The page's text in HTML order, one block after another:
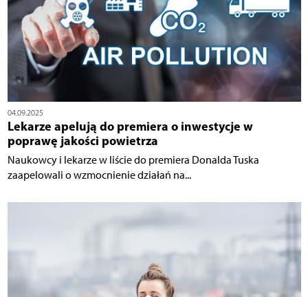
04.09.2025
Lekarze apelują do premiera o inwestycje w
poprawę jakości powietrza
Naukowcy i lekarze w liście do premiera Donalda Tuska
zaapelowali o wzmocnienie działań na...